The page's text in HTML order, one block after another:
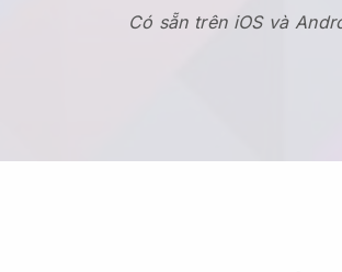
Có sẵn trên iOS và